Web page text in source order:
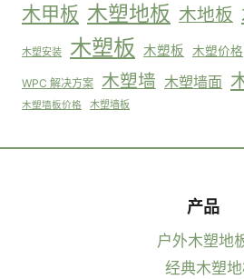
木甲板 木塑地板 木地板
木塑安装 木塑板 木塑板 木塑价格
WPC 解决方案 木塑墙 木塑墙面
木塑墙板价格 木塑墙板
产品
户外木塑地
经典木塑